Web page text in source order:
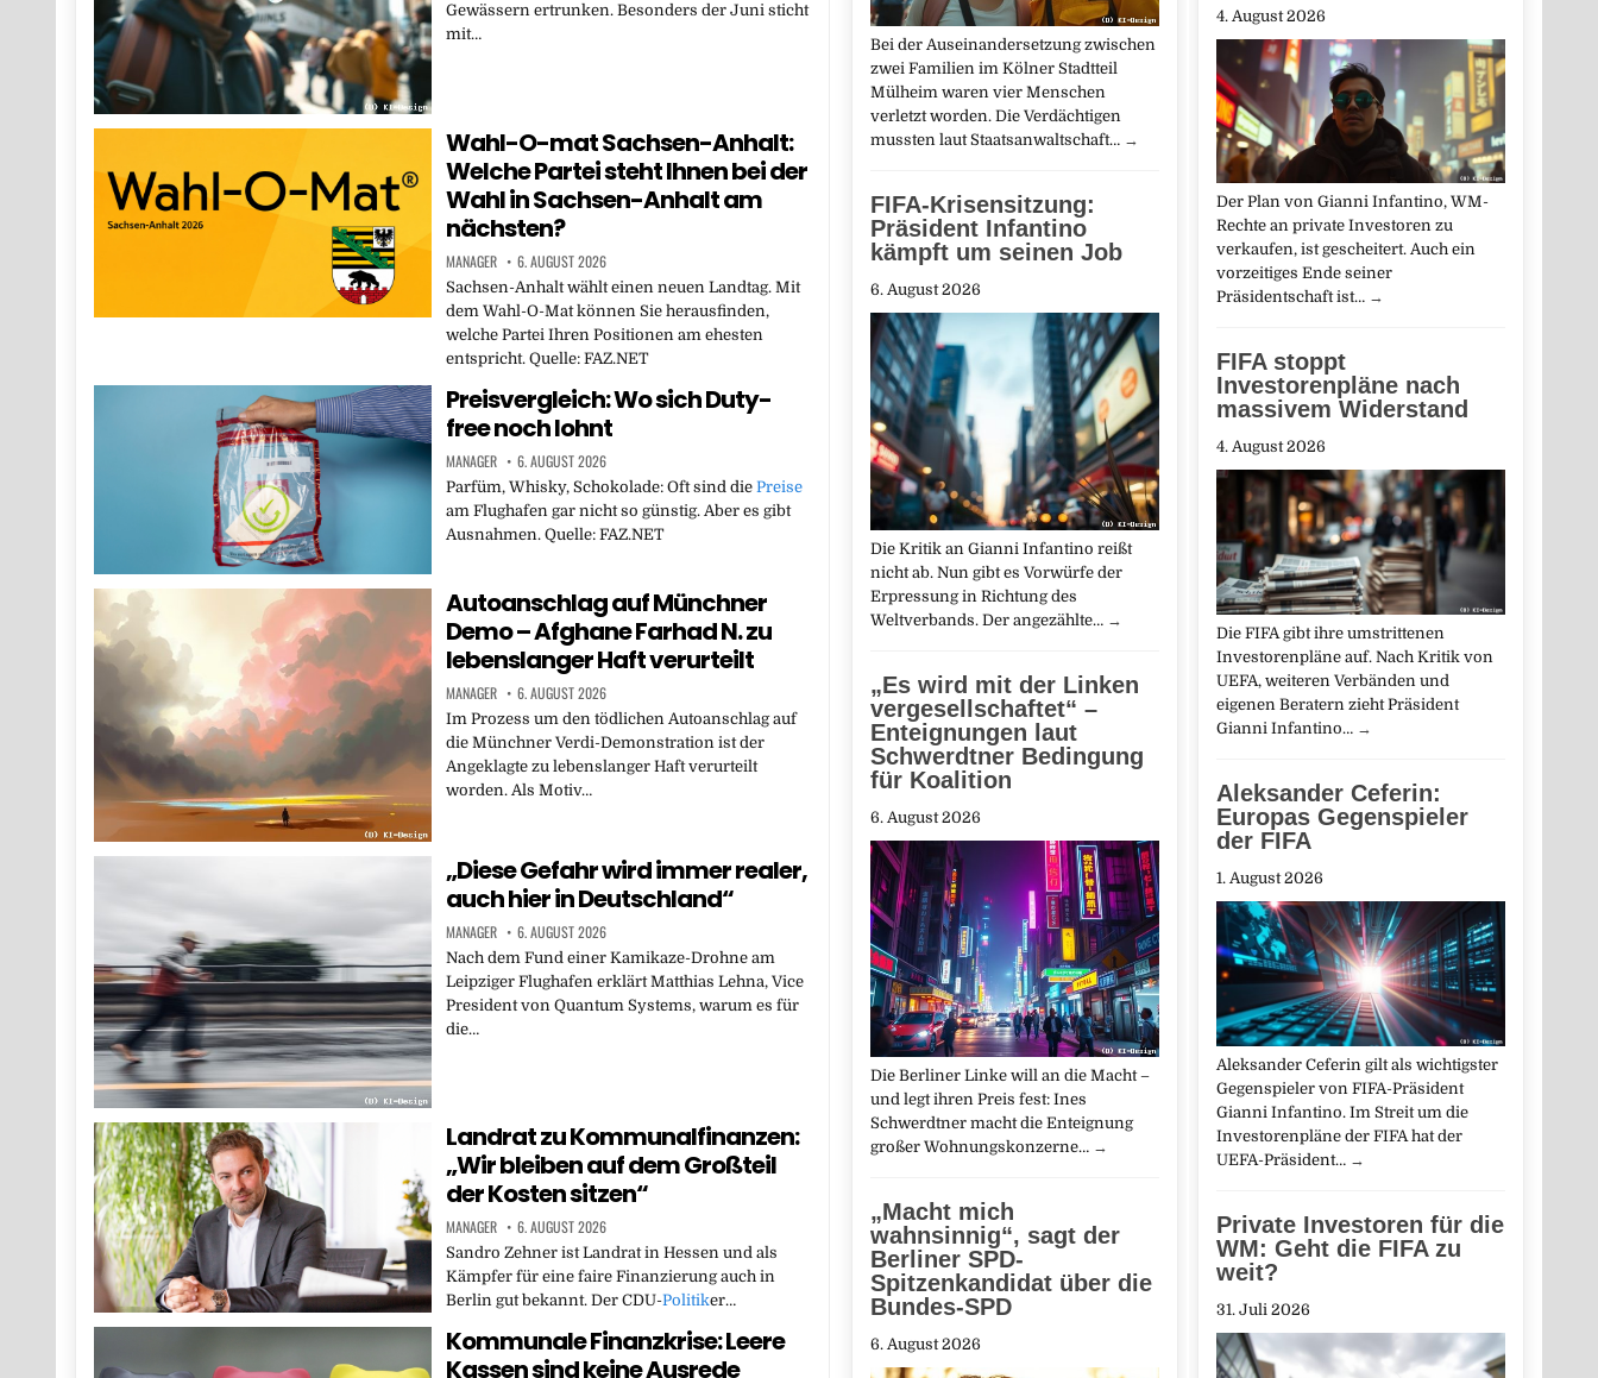
Gewässern ertrunken. Besonders der Juni sticht
mit…
Wahl-O-mat Sachsen-Anhalt:
Welche Partei steht Ihnen bei der
Wahl in Sachsen-Anhalt am
nächsten?
MANAGER 6. AUGUST 2026
Sachsen-Anhalt wählt einen neuen Landtag. Mit
dem Wahl-O-Mat können Sie herausfinden,
welche Partei Ihren Positionen am ehesten
entspricht. Quelle: FAZ.NET
Preisvergleich: Wo sich Duty-
free noch lohnt
MANAGER 6. AUGUST 2026
Parfüm, Whisky, Schokolade: Oft sind die Preise
am Flughafen gar nicht so günstig. Aber es gibt
Ausnahmen. Quelle: FAZ.NET
Autoanschlag auf Münchner
Demo – Afghane Farhad N. zu
lebenslanger Haft verurteilt
MANAGER 6. AUGUST 2026
Im Prozess um den tödlichen Autoanschlag auf
die Münchner Verdi-Demonstration ist der
Angeklagte zu lebenslanger Haft verurteilt
worden. Als Motiv…
„Diese Gefahr wird immer realer,
auch hier in Deutschland“
MANAGER 6. AUGUST 2026
Nach dem Fund einer Kamikaze-Drohne am
Leipziger Flughafen erklärt Matthias Lehna, Vice
President von Quantum Systems, warum es für
die…
Landrat zu Kommunalfinanzen:
„Wir bleiben auf dem Großteil
der Kosten sitzen“
MANAGER 6. AUGUST 2026
Sandro Zehner ist Landrat in Hessen und als
Kämpfer für eine faire Finanzierung auch in
Berlin gut bekannt. Der CDU-Politiker…
Kommunale Finanzkrise: Leere
Kassen sind keine Ausrede
4. August 2026
Der Plan von Gianni Infantino, WM-
Rechte an private Investoren zu
verkaufen, ist gescheitert. Auch ein
vorzeitiges Ende seiner
Präsidentschaft ist… →
FIFA stoppt
Investorenpläne nach
massivem Widerstand
4. August 2026
Die FIFA gibt ihre umstrittenen
Investorenpläne auf. Nach Kritik von
UEFA, weiteren Verbänden und
eigenen Beratern zieht Präsident
Gianni Infantino… →
Aleksander Ceferin:
Europas Gegenspieler
der FIFA
1. August 2026
Aleksander Ceferin gilt als wichtigster
Gegenspieler von FIFA-Präsident
Gianni Infantino. Im Streit um die
Investorenpläne der FIFA hat der
UEFA-Präsident… →
Private Investoren für die
WM: Geht die FIFA zu
weit?
31. Juli 2026
Bei der Auseinandersetzung zwischen
zwei Familien im Kölner Stadtteil
Mülheim waren vier Menschen
verletzt worden. Die Verdächtigen
mussten laut Staatsanwaltschaft… →
FIFA-Krisensitzung:
Präsident Infantino
kämpft um seinen Job
6. August 2026
Die Kritik an Gianni Infantino reißt
nicht ab. Nun gibt es Vorwürfe der
Erpressung in Richtung des
Weltverbands. Der angezählte… →
„Es wird mit der Linken
vergesellschaftet“ –
Enteignungen laut
Schwerdtner Bedingung
für Koalition
6. August 2026
Die Berliner Linke will an die Macht –
und legt ihren Preis fest: Ines
Schwerdtner macht die Enteignung
großer Wohnungskonzerne… →
„Macht mich
wahnsinnig“, sagt der
Berliner SPD-
Spitzenkandidat über die
Bundes-SPD
6. August 2026